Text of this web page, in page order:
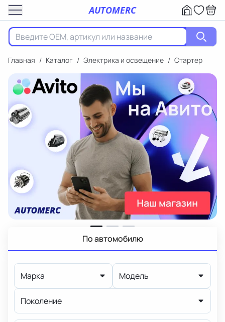
AUTOMERC
Главная / Каталог / Электрика и освещение / Стартер
По автомобилю
Марка Модель
Поколение